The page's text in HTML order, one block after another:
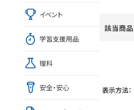
該当商品
表示方法：
イベント
学習支援用品
理科
安全・安心